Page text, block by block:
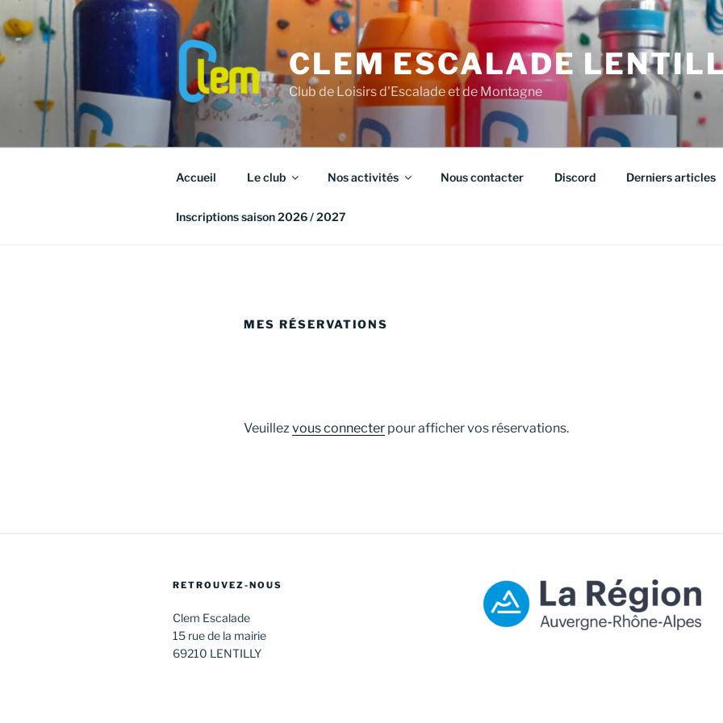
au
contenu
principal
CLEM ESCALADE
Club de Loisirs d'Escalade et de Montagne
Accueil Le club Nos activités Nous contacter Discord Derniers articles
Inscriptions saison 2026 / 2027
MES RÉSERVATIONS
Veuillez vous connecter pour afficher vos réservations.
RETROUVEZ-NOUS
Clem Escalade
15 rue de la mairie
69210 LENTILLY